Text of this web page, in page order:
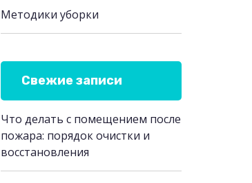
Методики уборки
Свежие записи
Что делать с помещением после
пожара: порядок очистки и
восстановления